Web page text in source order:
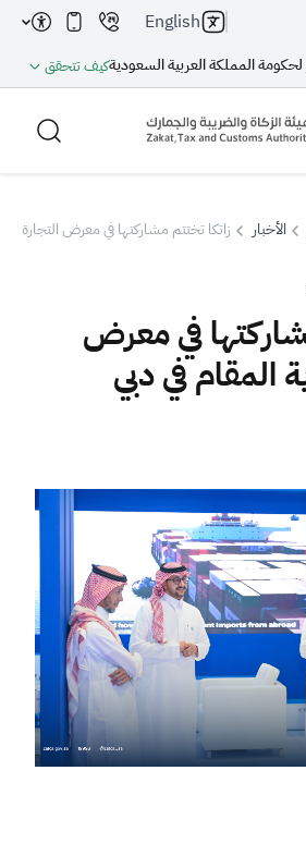
المملكة العربية السعوديةكيف تتحقق
English
ضريبة القيمة المضافة
التصرفات العقارية
الأخبار زاتكا تختتم مشاركتها في معرض التجارة
في معرض
المقام في دبي